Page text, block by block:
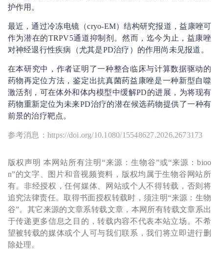
护作用。
最近，通过冷冻电镜（cryo-EM）结构研究报道，益康唑可
作为潜在的TRPV5通道抑制剂。然而，迄今为止，益康唑
对神经退行性疾病（尤其是PD治疗）的作用尚未见报道。
在本研究中，作者证明了一种整合临床与计算数据驱动的
药物再定位方法，鉴定出抗真菌药益康唑是一种新型自噬
激活剂，可在体外和体内模型中缓解PD的进展，为将现有
药物重新定位为未来PD治疗的潜在候选药物提供了一种有
前景的治疗靶点。
参考消息：https://doi.org/10.1080/15548627.2026.2673173
版权声明 本网站所有注明“来源：生物谷”或“来源：bioo
n”的文字、图片和音视频资料，版权均属于生物谷网站所
有。非经授权，任何媒体、网站或个人不得转载，否则将
追究法律责任。取得书面授权转载时，须注明“来源：生物
谷”。其它来源的文章系转载文章，本网所有转载文章系出
于传递更多信息之目的，转载内容不代表本站立场。不希
望被转载的媒体或个人可与我们联系，我们将立即进行删
除处理。